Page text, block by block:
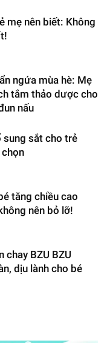
mẹ nên biết: Không
ngứa mùa hè: Mẹ
tắm thảo dược cho
nấu
sắt cho trẻ
tăng chiều cao
nên bỏ lỡ!
chay BZU BZU
dịu lành cho bé